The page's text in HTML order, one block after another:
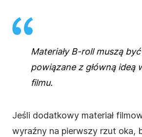
Materiały B-roll muszą
powiązane z główną ideą
filmu.
Jeśli dodatkowy materiał
wyraźny na pierwszy rzut oka,